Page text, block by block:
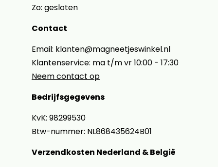
Zo: gesloten
Contact
Email: klanten@magneetjeswinkel.nl
Klantenservice: ma t/m vr 10:00 - 17:30
Neem contact op
Bedrijfsgegevens
KvK: 98299530
Btw-nummer: NL868435624B01
Verzendkosten Nederland & België